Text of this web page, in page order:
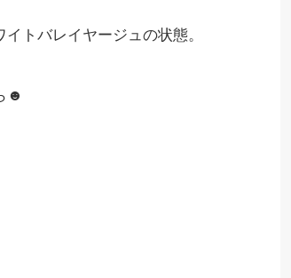
トバレイヤージュの状態。
☻